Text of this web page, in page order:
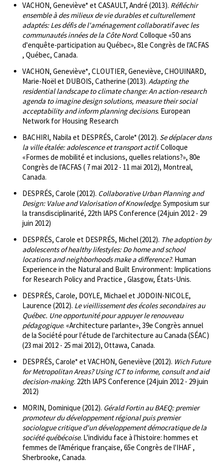
VACHON, Geneviève* et CASAULT, André (2013). Réfléchir
ensemble à des milieux de vie durables et culturellement
adaptés: Les défis de l'aménagement collaboratif avec les
communautés innées de la Côte Nord. Colloque «50 ans
d'enquête-participation au Québec», 81e Congrès de l'ACFAS
, Québec, Canada.
VACHON, Geneviève*, CLOUTIER, Geneviève, CHOUINARD,
Marie-Noël et DUBOIS, Catherine (2013). Adapting the
residential landscape to climate change: An action-research
agenda to imagine design solutions, measure their social
acceptability and inform planning decisions. European
Network for Housing Research
BACHIRI, Nabila et DESPRÉS, Carole* (2012). Se déplacer dans
la ville étalée: adolescence et transport actif. Colloque
«Formes de mobilité et inclusions, quelles relations?», 80e
Congrès de l'ACFAS ( 7 mai 2012 - 11 mai 2012), Montreal,
Canada.
DESPRÉS, Carole (2012). Collaborative Urban Planning and
Design: Value and Valorisation of Knowledge. Symposium sur
la transdisciplinarité, 22th IAPS Conference (24 juin 2012 - 29
juin 2012)
DESPRÉS, Carole et DESPRÉS, Michel (2012). The adoption by
adolescents of healthy lifestyles: Do home and school
locations and neighborhoods make a difference?. Human
Experience in the Natural and Built Environment: Implications
for Research Policy and Practice , Glasgow, États-Unis.
DESPRÉS, Carole, DOYLE, Michael et JODOIN-NICOLE,
Laurence (2012). Le vieillissement des écoles secondaires au
Québec. Une opportunité pour appuyer le renouveau
pédagogique. «Architecture parlante», 39e Congrès annuel
de la Société pour l'étude de l'architecture au Canada (SÉAC)
(23 mai 2012 - 25 mai 2012), Ottawa, Canada.
DESPRÉS, Carole* et VACHON, Geneviève (2012). Wich Future
for Metropolitan Areas? Using ICT to informe, consult and aid
decision-making. 22th IAPS Conference (24 juin 2012 - 29 juin
2012)
MORIN, Dominique (2012). Gérald Fortin au BAEQ: premier
promoteur du développement régional puis premier
sociologue critique d'un développement démocratique de la
société québécoise. L'individu face à l'histoire: hommes et
femmes de l'Amérique française, 65e Congrès de l'IHAF ,
Sherbrooke, Canada.